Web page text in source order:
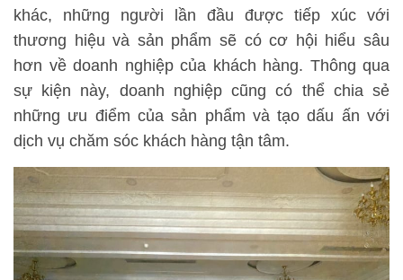
khác, những người lần đầu được tiếp xúc với
thương hiệu và sản phẩm sẽ có cơ hội hiểu sâu
hơn về doanh nghiệp của khách hàng. Thông qua
sự kiện này, doanh nghiệp cũng có thể chia sẻ
những ưu điểm của sản phẩm và tạo dấu ấn với
dịch vụ chăm sóc khách hàng tận tâm.